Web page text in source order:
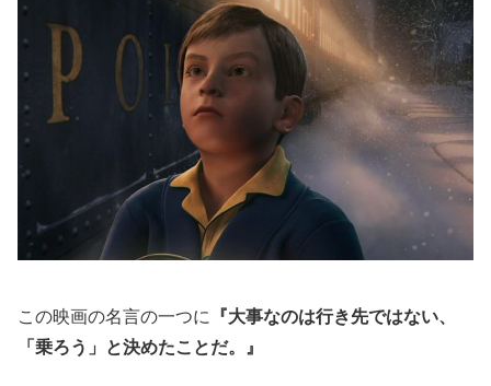
この映画の名言の一つに 『大事なのは行き先ではない、
「乗ろう」と決めたことだ。』